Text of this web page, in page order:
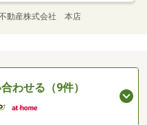
動産株式会社 本店
わせる（9件）